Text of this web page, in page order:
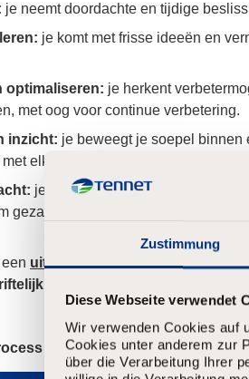
Zustimmung
Diese Webseite verwendet
Wir verwenden Cookies auf
Cookies unter anderem zur
über die Verarbeitung Ihrer
je neemt doordachte en tijdige
je komt met frisse ideeën en
optimaliseren: je herkent
met oog voor continue verbetering.
inzicht: je beweegt je soepel binnen
elkaar te verbinden.
je weet anderen te overtuigen
gezamenlijke doelen te realiseren.
uitstekende beheersing van de